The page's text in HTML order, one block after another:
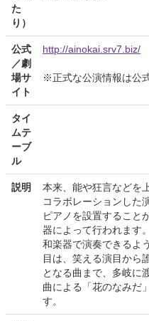
た
り）
公式
／劇
場サ
イト
http://ainokai.srv7.biz/
※正式な公演情報は公
タイ
ムテ
ーブ
ル
説明
本来、能や狂言などを
コラボレーションした
ピアノを設置すること
器によって行われます
和楽器で演奏できるよ
目は、笑える演目から
となる曲まで、多岐に
曲による「花のなみだ
す。